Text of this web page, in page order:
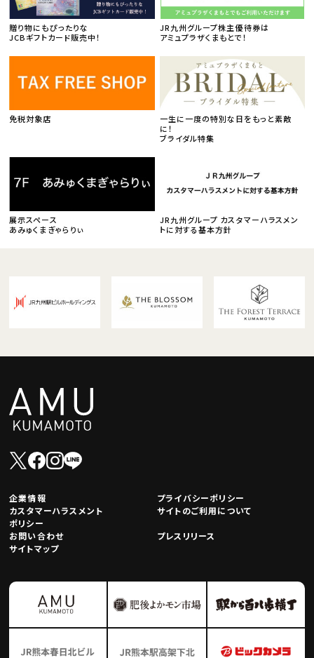
贈り物にもぴったりな
JCBギフトカード販売中！
JR九州グループ株主優待券は
アミュプラザくまもとで！
免税対象店
一生に一度の特別な日をもっと素敵
に！
ブライダル特集
展示スペース
あみゅくまぎゃらりぃ
JR九州グループ カスタマーハラスメン
トに対する基本方針
企業情報
プライバシーポリシー
カスタマーハラスメント
ポリシー
サイトのご利用について
お問い合わせ
プレスリリース
サイトマップ